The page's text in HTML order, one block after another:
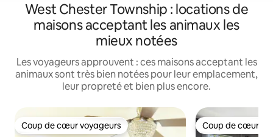
West Chester Township : locations de
maisons acceptant les animaux les
mieux notées
Les voyageurs approuvent : ces maisons acceptant les
animaux sont très bien notées pour leur emplacement,
leur propreté et bien plus encore.
Coup de cœur voyageurs
Coup de cœur voyageurs Coup de cœur
Coup de cœur